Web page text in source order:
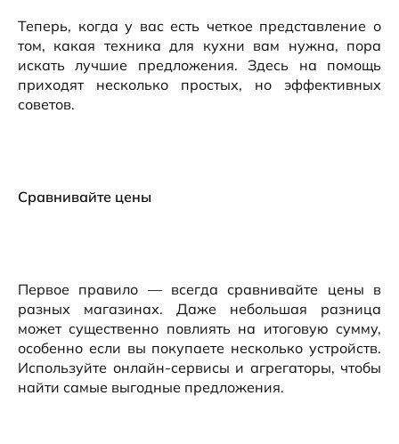
Теперь, когда у вас есть четкое представление о
том, какая техника для кухни вам нужна, пора
искать лучшие предложения. Здесь на помощь
приходят несколько простых, но эффективных
советов.
Сравнивайте цены
Первое правило — всегда сравнивайте цены в
разных магазинах. Даже небольшая разница
может существенно повлиять на итоговую сумму,
особенно если вы покупаете несколько устройств.
Используйте онлайн-сервисы и агрегаторы, чтобы
найти самые выгодные предложения.